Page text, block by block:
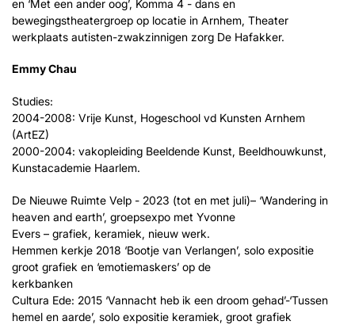
en ‘Met een ander oog’, Komma 4 - dans en
bewegingstheatergroep op locatie in Arnhem, Theater
werkplaats autisten-zwakzinnigen zorg De Hafakker.
Emmy Chau
Studies:
2004-2008: Vrije Kunst, Hogeschool vd Kunsten Arnhem
(ArtEZ)
2000-2004: vakopleiding Beeldende Kunst, Beeldhouwkunst,
Kunstacademie Haarlem.
De Nieuwe Ruimte Velp - 2023 (tot en met juli)– ‘Wandering in
heaven and earth’, groepsexpo met Yvonne
Evers – grafiek, keramiek, nieuw werk.
Hemmen kerkje 2018 ‘Bootje van Verlangen’, solo expositie
groot grafiek en ‘emotiemaskers’ op de
kerkbanken
Cultura Ede: 2015 ‘Vannacht heb ik een droom gehad’-‘Tussen
hemel en aarde’, solo expositie keramiek, groot grafiek